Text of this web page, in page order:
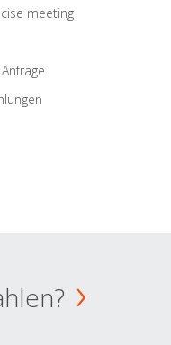
meeting